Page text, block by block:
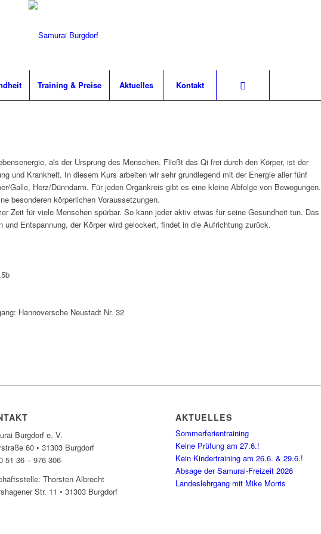
Training & Preise Aktuelles Kontakt
als der Ursprung des Menschen. Fließt das Qi frei durch den Körper, ist der
und Krankheit. In diesem Kurs arbeiten wir sehr grundlegend mit der Energie aller fünf
Galle, Herz/Dünndarm. Für jeden Organkreis gibt es eine kleine Abfolge von Bewegungen.
besonderen körperlichen Voraussetzungen.
Zeit für viele Menschen spürbar. So kann jeder aktiv etwas für seine Gesundheit tun. Das
Entspannung, der Körper wird gelockert, findet in die Aufrichtung zurück.
Hannoversche Neustadt Nr. 32
Burgdorf e. V.
60 • 31303 Burgdorf
51 36 – 976 306
Thorsten Albrecht
Str. 11 • 31303 Burgdorf
AKTUELLES
Sommerferientraining
Keine Prüfung am 27.6.!
Kein Kindertraining am 26.6. & 29.6.!
Absage der Samurai-Freizeit 2026
Landeslehrgang mit Mike Morris